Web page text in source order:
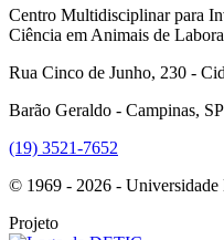
Centro Multidisciplinar para
Ciência em Animais de
Rua Cinco de Junho, 230 -
Barão Geraldo - Campinas,
(19) 3521-7652
© 1969 - 2026 - Universidade
Projeto